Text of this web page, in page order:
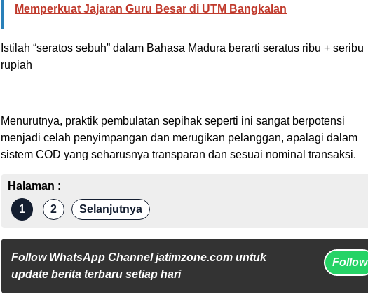
Memperkuat Jajaran Guru Besar di UTM Bangkalan
Istilah “seratos sebuh” dalam Bahasa Madura berarti seratus ribu + seribu
rupiah
Menurutnya, praktik pembulatan sepihak seperti ini sangat berpotensi
menjadi celah penyimpangan dan merugikan pelanggan, apalagi dalam
sistem COD yang seharusnya transparan dan sesuai nominal transaksi.
Halaman :
1
2 Selanjutnya
Follow WhatsApp Channel jatimzone.com untuk
update berita terbaru setiap hari
Follow